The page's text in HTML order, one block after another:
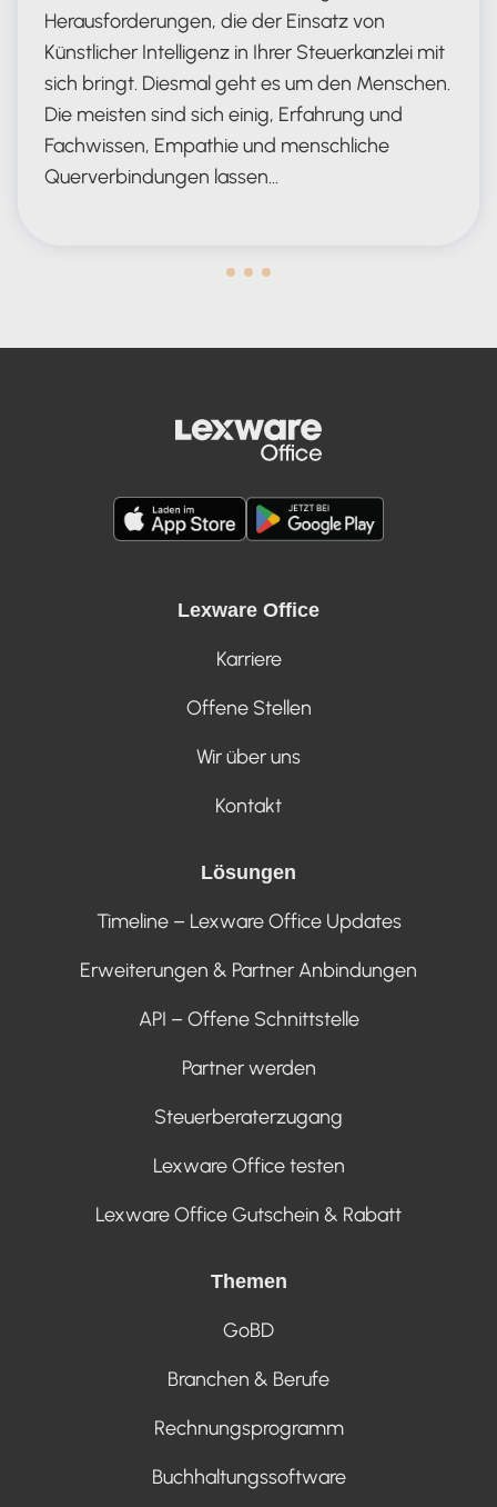
Herausforderungen, die der Einsatz von
Künstlicher Intelligenz in Ihrer Steuerkanzlei mit
sich bringt. Diesmal geht es um den Menschen.
Die meisten sind sich einig, Erfahrung und
Fachwissen, Empathie und menschliche
Querverbindungen lassen…
Lexware Office
Karriere
Offene Stellen
Wir über uns
Kontakt
Lösungen
Timeline – Lexware Office Updates
Erweiterungen & Partner Anbindungen
API – Offene Schnittstelle
Partner werden
Steuerberaterzugang
Lexware Office testen
Lexware Office Gutschein & Rabatt
Themen
GoBD
Branchen & Berufe
Rechnungsprogramm
Buchhaltungssoftware